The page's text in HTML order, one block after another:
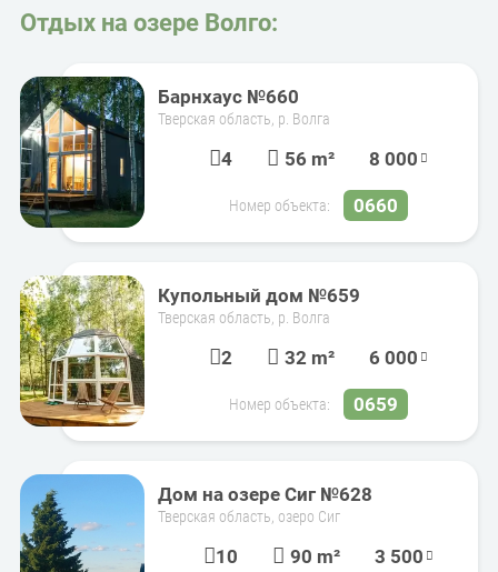
Отдых на озере Волго:
Барнхаус №660
Тверская область, р. Волга
4 56 m² 8 000
Номер объекта: 0660
Купольный дом №659
Тверская область, р. Волга
2 32 m² 6 000
Номер объекта: 0659
Дом на озере Сиг №628
Тверская область, озеро Сиг
10 90 m² 3 500